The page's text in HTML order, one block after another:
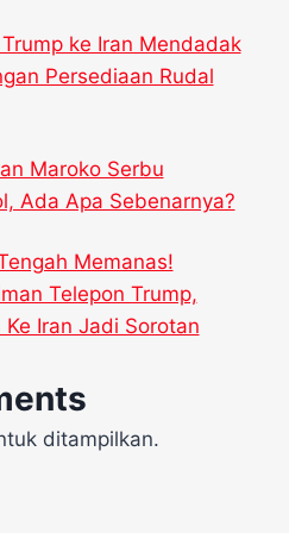
ke Iran Mendadak
Persediaan Rudal
Maroko Serbu
Ada Apa Sebenarnya?
Memanas!
Telepon Trump,
Iran Jadi Sorotan
ditampilkan.